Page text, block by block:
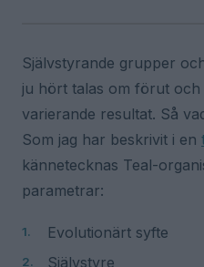
Självstyrande grupper
ju hört talas om förut
varierande resultat. Så
Som jag har beskrivit i en
kännetecknas Teal-
parametrar:
Evolutionärt syfte
Självstyre